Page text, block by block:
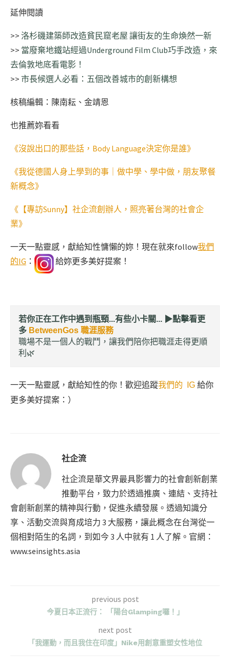
延伸閱讀
>> 洛杉磯建築師改造貧民窟老屋 讓街友的生命煥然一新
>> 當廢棄地鐵站經過Underground Film Club巧手改造，來
去倫敦地底看電影！
>> 市長候選人必看：五個改善城市的創新構想
核稿編輯：陳南耘、金靖恩
也推薦妳看看
《沒說出口的那些話，Body Language決定你是誰》
《我從德國人身上學到的事｜做中學、學中做，朋友聚餐
新概念》
《【專訪Sunny】社企流創辦人，照亮著台灣的社會企
業》
一天一點靈感，獻給知性慵懶的妳！現在就來follow我們
的IG ： 給妳更多美好提案！
若你正在工作中遇到瓶頸...有些小卡關... ▶︎點擊看更
多 BetweenGos 職涯服務
職場不是一個人的戰鬥，讓我們陪你把職涯走得更順
利🌿
一天一點靈感，獻給知性的你！歡迎追蹤我們的 IG 給你
更多美好提案：）
社企流
社企流是華文界最具影響力的社會創新創業
推動平台，致力於透過推廣、連結、支持社
會創新創業的精神與行動，促進永續發展。透過知識分
享、活動交流與育成培力 3 大服務，讓此概念在台灣從一
個相對陌生的名詞，到如今 3 人中就有 1 人了解。官網：
www.seinsights.asia
previous post
今夏日本正流行： 「陽台Glamping囉！」
next post
「我運動，而且我住在印度」Nike用創意重塑女性地位